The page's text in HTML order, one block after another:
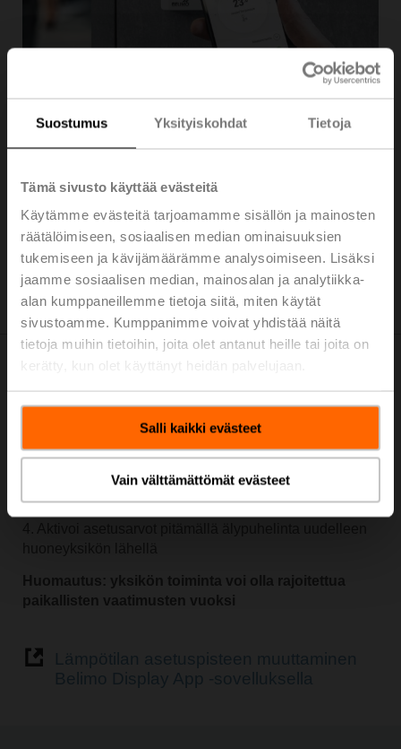
Suostumus Yksityiskohdat Tietoja
Tämä sivusto käyttää evästeitä
Käytämme evästeitä tarjoamamme sisällön ja mainosten
räätälöimiseen, sosiaalisen median ominaisuuksien
tukemiseen ja kävijämäärämme analysoimiseen. Lisäksi
jaamme sosiaalisen median, mainosalan ja analytiikka-
alan kumppaneillemme tietoja siitä, miten käytät
sivustoamme. Kumppanimme voivat yhdistää näitä
tietoja muihin tietoihin, joita olet antanut heille tai joita on
kerätty, kun olet käyttänyt heidän palvelujaan.
Salli kaikki evästeet
Vain välttämättömät evästeet
Google Play Store
App Store
Baidu App Store (Belimo Kiina: APK-
tiedoston lataus)
1. Lataa Belimo Display App
2.
Display App ja pidä älypuhelintasi huoneyksikön lähellä
Huomautus: yksikön toiminta voi olla rajoitettua
paikallisten vaatimusten vuoksi